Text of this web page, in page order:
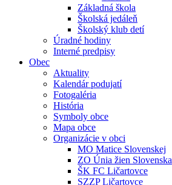
Základná škola
Školská jedáleň
Školský klub detí
Úradné hodiny
Interné predpisy
Obec
Aktuality
Kalendár podujatí
Fotogaléria
História
Symboly obce
Mapa obce
Organizácie v obci
MO Matice Slovenskej
ZO Únia žien Slovenska
ŠK FC Ličartovce
SZZP Ličartovce